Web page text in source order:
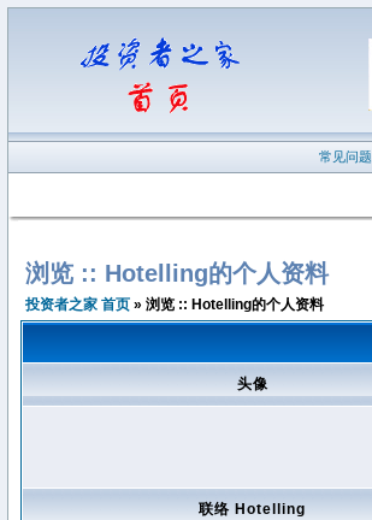
常见问题
浏览 :: Hotelling的个人资料
投资者之家 首页 » 浏览 :: Hotelling的个人资料
头像
联络 Hotelling